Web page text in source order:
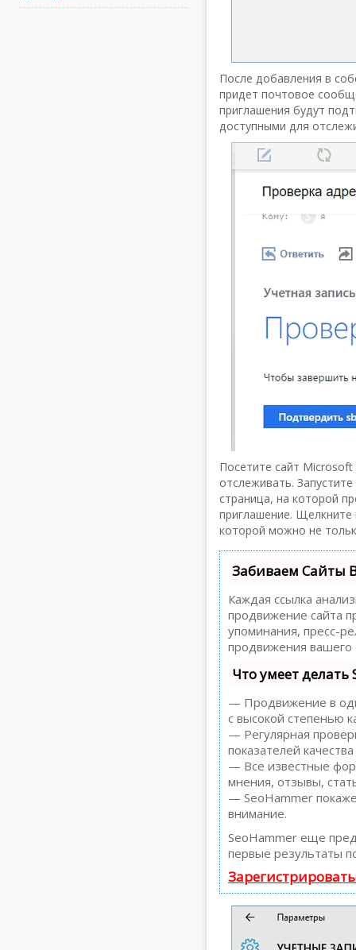
После добавления в
придет почтовое
приглашения будут
доступными для
Посетите сайт
отслеживать.
страница, на которой
приглашение. Щелкните
которой можно не
Забиваем Сайты
Каждая ссылка
продвижение сайта
упоминания, пресс-
продвижения вашего
Что умеет делать
— Продвижение в
с высокой степенью
— Регулярная
показателей
— Все известные
мнения, отзывы,
— SeoHammer
внимание.
SeoHammer еще
первые результаты